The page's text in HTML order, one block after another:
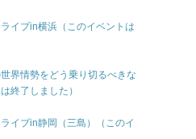
イブin横浜（このイベントは
界情勢をどう乗り切るべきな
終了しました）
イブin静岡（三島）（このイ